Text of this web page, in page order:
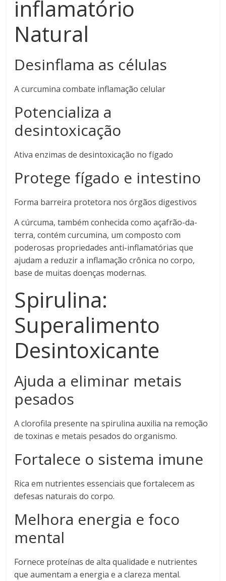
inflamatório
Natural
Desinflama as células
A curcumina combate inflamação celular
Potencializa a
desintoxicação
Ativa enzimas de desintoxicação no fígado
Protege fígado e intestino
Forma barreira protetora nos órgãos digestivos
A cúrcuma, também conhecida como açafrão-da-
terra, contém curcumina, um composto com
poderosas propriedades anti-inflamatórias que
ajudam a reduzir a inflamação crônica no corpo,
base de muitas doenças modernas.
Spirulina:
Superalimento
Desintoxicante
Ajuda a eliminar metais
pesados
A clorofila presente na spirulina auxilia na remoção
de toxinas e metais pesados do organismo.
Fortalece o sistema imune
Rica em nutrientes essenciais que fortalecem as
defesas naturais do corpo.
Melhora energia e foco
mental
Fornece proteínas de alta qualidade e nutrientes
que aumentam a energia e a clareza mental.